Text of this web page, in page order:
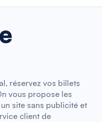
réservez vos billets
vous propose les
site sans publicité et
client de